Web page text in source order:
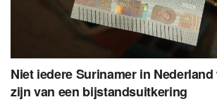
Niet iedere Surinamer in
zijn van een bijstandsuitkering